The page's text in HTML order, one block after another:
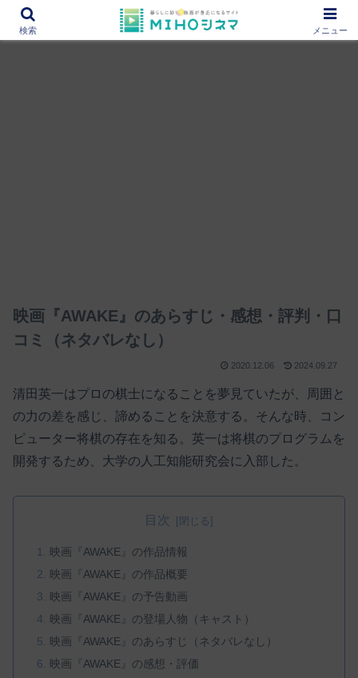
12000作品を紹介！あなたの映画図書館『MIHOシネマ』
映画『AWAKE』のあらすじ・感想・評判・口
コミ（ネタバレなし）
2020.12.06 2024.09.27
清田英一はプロの棋士になることを夢見ていたが、周囲と
の力の差を感じ、諦めることを決意する。そんな時、コン
ピューター将棋の存在を知る。英一は将棋のプログラムを
開発するため、大学の人工知能研究会に入部した。
目次
映画『AWAKE』の作品情報
映画『AWAKE』の作品概要
映画『AWAKE』の予告動画
映画『AWAKE』の登場人物（キャスト）
映画『AWAKE』のあらすじ（ネタバレなし）
映画『AWAKE』の感想・評価
検索 メニュー